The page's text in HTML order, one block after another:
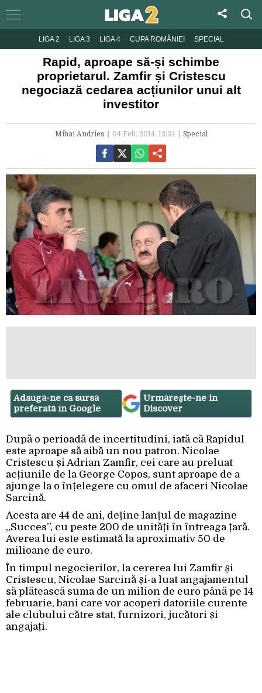
LIGA 2 LIGA 3 LIGA 4 CUPA ROMÂNIEI SPECIAL
Rapid, aproape să-și schimbe
proprietarul. Zamfir și Cristescu
negociază cedarea acțiunilor unui alt
investitor
Mihai Andries 04 Feb. 2014, 12:24 Special
Adaugă-ne ca sursă
preferată în Google
Urmărește-ne in
Discover
După o perioadă de incertitudini, iată că Rapidul
este aproape să aibă un nou patron. Nicolae
Cristescu și Adrian Zamfir, cei care au preluat
acțiunile de la George Copos, sunt aproape de a
ajunge la o înțelegere cu omul de afaceri Nicolae
Sarcină.
Acesta are 44 de ani, deține lanțul de magazine
„Succes”, cu peste 200 de unități în întreaga țară.
Averea lui este estimată la aproximativ 50 de
milioane de euro.
În timpul negocierilor, la cererea lui Zamfir și
Cristescu, Nicolae Sarcină și-a luat angajamentul
să plătească suma de un milion de euro până pe 14
februarie, bani care vor acoperi datoriile curente
ale clubului către stat, furnizori, jucători și
angajați.